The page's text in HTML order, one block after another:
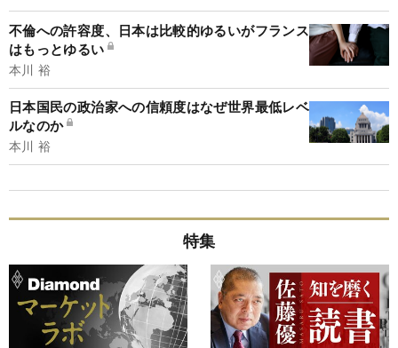
不倫への許容度、日本は比較的ゆるいがフランス
はもっとゆるい
本川 裕
日本国民の政治家への信頼度はなぜ世界最低レベ
ルなのか
本川 裕
特集